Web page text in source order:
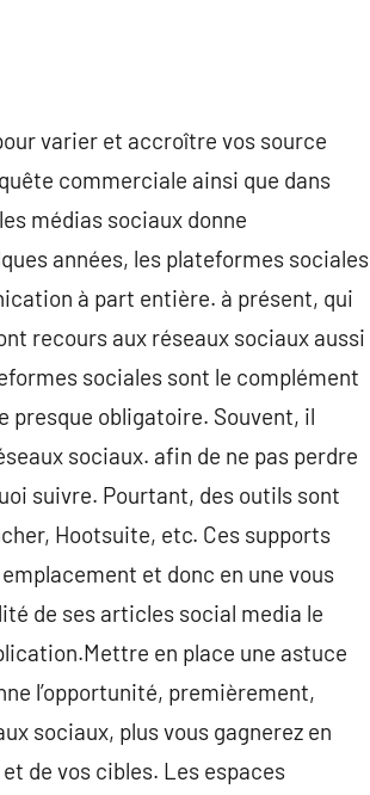
varier et accroître vos source
commerciale ainsi que dans
médias sociaux donne
années, les plateformes sociales
à part entière. à présent, qui
recours aux réseaux sociaux aussi
sociales sont le complément
presque obligatoire. Souvent, il
sociaux. afin de ne pas perdre
suivre. Pourtant, des outils sont
Hootsuite, etc. Ces supports
et donc en une vous
de ses articles social media le
en place une astuce
l’opportunité, premièrement,
sociaux, plus vous gagnerez en
de vos cibles. Les espaces